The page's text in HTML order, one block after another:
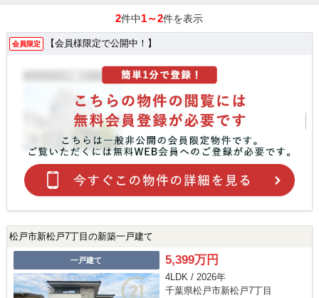
2件中1～2件を表示
会員限定 【会員様限定で公開中！】
松戸市新松戸7丁目の新築一戸建て
一戸建て 5,399万円
4LDK / 2026年
千葉県松戸市新松戸7丁目